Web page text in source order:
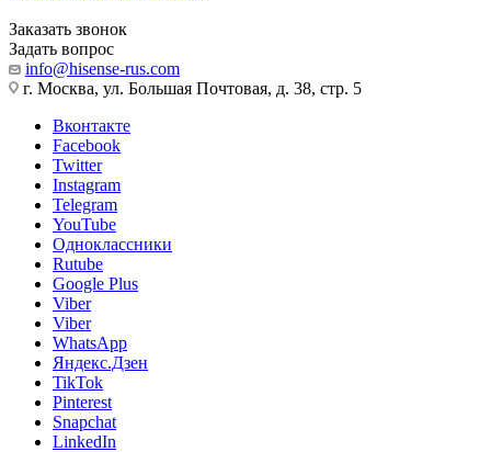
Заказать звонок
Задать вопрос
info@hisense-rus.com
г. Москва, ул. Большая Почтовая, д. 38, стр. 5
Вконтакте
Facebook
Twitter
Instagram
Telegram
YouTube
Одноклассники
Rutube
Google Plus
Viber
Viber
WhatsApp
Яндекс.Дзен
TikTok
Pinterest
Snapchat
LinkedIn